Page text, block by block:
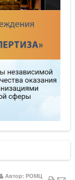
Автор: РОМЦ